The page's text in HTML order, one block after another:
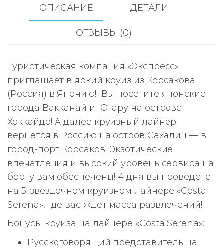
(Япония)
на
ОПИСАНИЕ ДЕТАЛИ
ОТЗЫВЫ (0)
Туристическая компания «Экспресс»
приглашает в яркий круиз из Корсакова
(Россия) в Японию! Вы посетите японские
города Вакканай и Отару на острове
Хоккайдо! А далее круизный лайнер
вернется в Россию на остров Сахалин — в
город-порт Корсаков! Экзотические
впечатления и высокий уровень сервиса на
борту вам обеспечены! 4 дня вы проведете
на 5-звездочном круизном лайнере «Costa
Serena», где вас ждет масса развлечений!
Бонусы круиза на лайнере «Costa Serena»:
Русскоговорящий представитель на